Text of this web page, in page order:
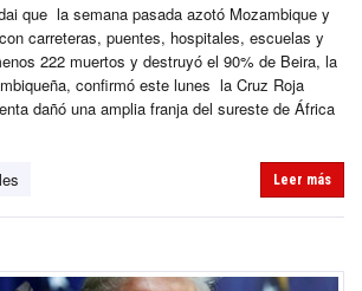
que la semana pasada azotó Mozambique y
carreteras, puentes, hospitales, escuelas y
222 muertos y destruyó el 90% de Beira, la
confirmó este lunes la Cruz Roja
dañó una amplia franja del sureste de África
Leer más